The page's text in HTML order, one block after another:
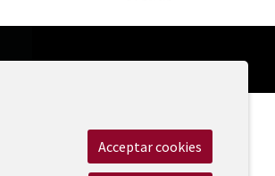
Acceptar cookies